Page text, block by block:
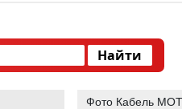
Фото Кабель